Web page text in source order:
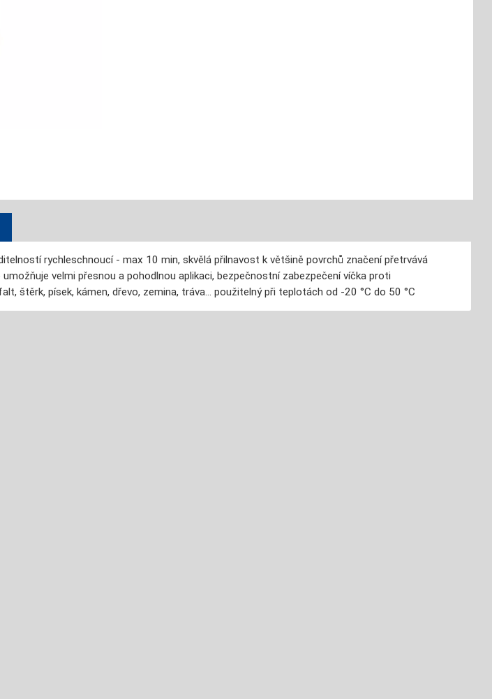
rychleschnoucí - max 10 min, skvělá přilnavost k většině povrchů značení přetrvává
velmi přesnou a pohodlnou aplikaci, bezpečnostní zabezpečení víčka proti
štěrk, písek, kámen, dřevo, zemina, tráva... použitelný při teplotách od -20 °C do 50 °C